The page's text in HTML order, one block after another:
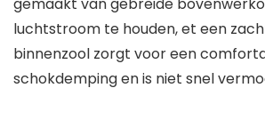
gemaakt van gebreide
luchtstroom te houden, et een
binnenzool zorgt voor een
schokdemping en is niet snel